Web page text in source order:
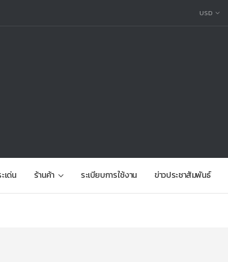
USD
เด่น ร้านค้า ระเบียบการใช้งาน ข่าวประชาสัมพันธ์